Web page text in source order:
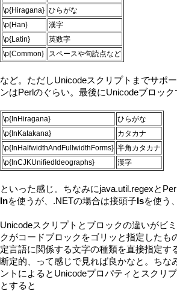
\p{Hiragana} ひらがな
\p{Han}
漢字
\p{Latin}
英数字
\p{Common}
スペースや句読点など
など。ただしUnicodeスクリプトまでサポ
ンはPerlのぐらい。最後にUnicodeブロッ
\p{InHiragana}
ひらがな
\p{InKatakana}
カタカナ
\p{InHalfwidthAndFullwidthForms} 半角カタカナ
\p{InCJKUnifiedIdeographs}
漢字
といった感じ。ちなみにjava.util.regexと
Inを使うが、.NETの場合は接頭子 Isを使う
Unicodeスクリプトとブロックの違いがビ
クがコードブロックをゴリッと指定したも
定言語に関係する文字の種類を直接指定す
断定的、って感じで見れば良かなと。ちな
ントによるとUnicodeプロパティとスクリ
とすると